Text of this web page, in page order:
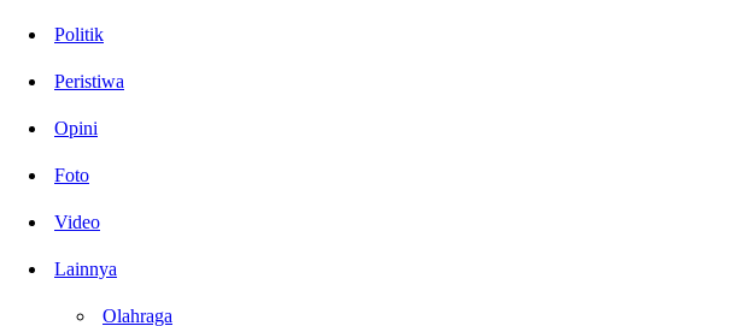
Politik
Peristiwa
Opini
Foto
Video
Lainnya
Olahraga